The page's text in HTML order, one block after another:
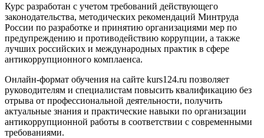
Курс разработан с учетом требований действующего
законодательства, методических рекомендаций Минтруда
России по разработке и принятию организациями мер по
предупреждению и противодействию коррупции, а также
лучших российских и международных практик в сфере
антикоррупционного комплаенса.
Онлайн-формат обучения на сайте kurs124.ru позволяет
руководителям и специалистам повысить квалификацию без
отрыва от профессиональной деятельности, получить
актуальные знания и практические навыки по организации
антикоррупционной работы в соответствии с современными
требованиями.